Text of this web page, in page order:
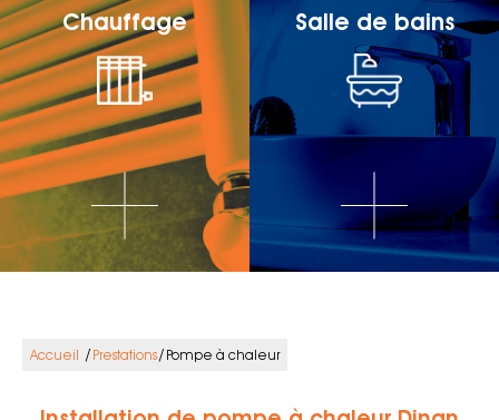
Chauffage Salle de bains
Accueil / Prestations/ Pompe à chaleur